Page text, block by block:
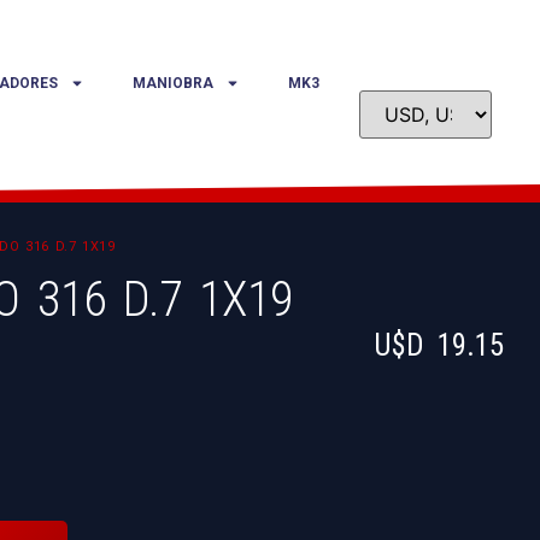
MANIOBRA MK3
316 D.7 1X19
316 D.7 1X19
U$D 19.15